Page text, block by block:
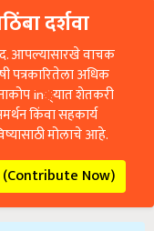
दर्शवा
आपल्यासारखे वाचक
पत्रकारितेला अधिक
in्यात शेतकरी
किंवा सहकार्य
मोलाचे आहे.
Now)